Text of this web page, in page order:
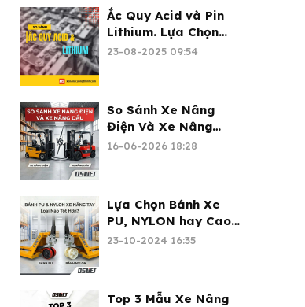
Ắc Quy Acid và Pin
Lithium. Lựa Chọn
Nào Tốt Cho Xe
23-08-2025 09:54
So Sánh Xe Nâng
Điện Và Xe Nâng
Dầu: Nên Chọn Loại
16-06-2026 18:28
Lựa Chọn Bánh Xe
PU, NYLON hay Cao
Su Cho Xe Nâng
23-10-2024 16:35
Top 3 Mẫu Xe Nâng